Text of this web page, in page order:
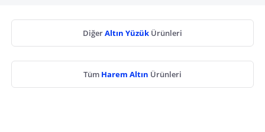
DiğerAltın Yüzük Ürünleri
Tüm Harem Altın Ürünleri